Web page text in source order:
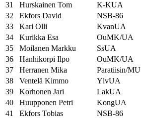
31
Hurskainen Tom K-KUA
32
Ekfors David NSB-86
33
Kari Olli KvanUA
34
Kurikka Esa OuMK/UA
35
Moilanen Markku SsUA
36
Hanhikorpi Ilpo OuMK/UA
37
Herranen Mika Paratiisin/MU
38
Ventelä Kimmo YlvUA
39
Korhonen Jari LakUA
40
Huupponen Petri KongUA
41
Ekfors Tobias NSB-86